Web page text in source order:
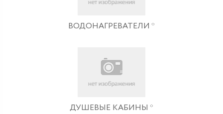
ВОДОНАГРЕВАТЕЛИ *
ДУШЕВЫЕ КАБИНЫ *